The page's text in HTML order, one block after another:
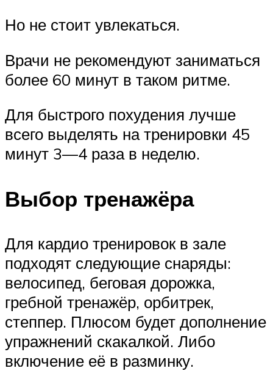
Но не стоит увлекаться.
Врачи не рекомендуют заниматься
более 60 минут в таком ритме.
Для быстрого похудения лучше
всего выделять на тренировки 45
минут 3—4 раза в неделю.
Выбор тренажёра
Для кардио тренировок в зале
подходят следующие снаряды:
велосипед, беговая дорожка,
гребной тренажёр, орбитрек,
степпер. Плюсом будет дополнение
упражнений скакалкой. Либо
включение её в разминку.